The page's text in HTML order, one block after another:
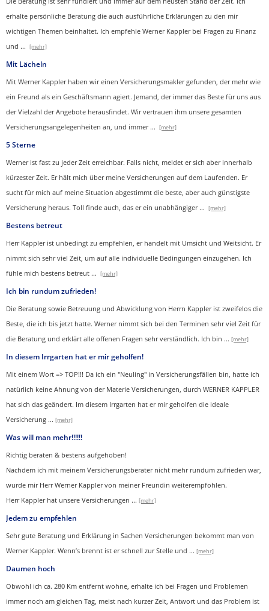
erhalte persönliche Beratung die auch ausführliche Erklärungen zu den mir
wichtigen Themen beinhaltet. Ich empfehle Werner Kappler bei Fragen zu Finanz
und ... [mehr]
Mit Lächeln
Mit Werner Kappler haben wir einen Ver­sicherungs­makler gefunden, der mehr wie
ein Freund als ein Geschäftsmann agiert. Jemand, der immer das Beste für uns aus
der Vielzahl der Angebote herausfindet. Wir vertrauen ihm unsere gesamten
Versicherungsangelegenheiten an, und immer... [mehr]
5 Sterne
Werner ist fast zu jeder Zeit erreichbar. Falls nicht, meldet er sich aber innerhalb
kürzester Zeit. Er hält mich über meine Versicherungen auf dem Laufenden. Er
sucht für mich auf meine Situation abgestimmt die beste, aber auch günstigste
Versicherung heraus. Toll finde auch, das er ein unabhängiger ... [mehr]
Bestens betreut
Herr Kappler ist unbedingt zu empfehlen, er handelt mit Umsicht und Weitsicht. Er
nimmt sich sehr viel Zeit, um auf alle individuelle Bedingungen einzugehen. Ich
fühle mich bestens betreut ... [mehr]
Ich bin rundum zufrieden!
Die Beratung sowie Betreuung und Abwicklung von Herrn Kappler ist zweifelos die
Beste, die ich bis jetzt hatte. Werner nimmt sich bei den Terminen sehr viel Zeit für
die Beratung und erklärt alle offenen Fragen sehr verständlich. Ich bin ... [mehr]
In diesem Irrgarten hat er mir geholfen!
Mit einem Wort => TOP!!! Da ich ein "Neuling" in Versicherungsfällen bin, hatte ich
natürlich keine Ahnung von der Materie Versicherungen, durch WERNER KAPPLER
hat sich das geändert. Im diesem Irrgarten hat er mir geholfen die ideale
Versicherung ... [mehr]
Was will man mehr!!!!!!
Richtig beraten & bestens aufgehoben!
Nachdem ich mit meinem Versicherungsberater nicht mehr rundum zufrieden war,
wurde mir Herr Werner Kappler von meiner Freundin weiterempfohlen.
Herr Kappler hat unsere Versicherungen ... [mehr]
Jedem zu empfehlen
Sehr gute Beratung und Erklärung in Sachen Versicherungen bekommt man von
Werner Kappler. Wenn’s brennt ist er schnell zur Stelle und ... [mehr]
Daumen hoch
Obwohl ich ca. 280 Km entfernt wohne, erhalte ich bei Fragen und Problemen
immer noch am gleichen Tag, meist nach kurzer Zeit, Antwort und das Problem ist